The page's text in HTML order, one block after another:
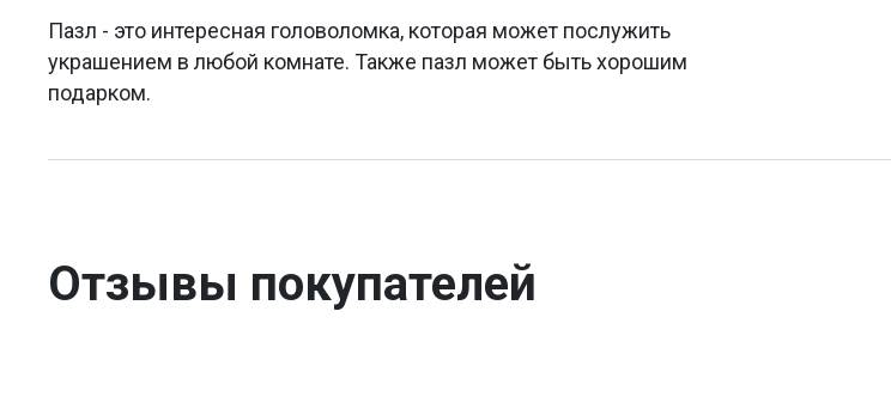
Пазл - это интересная головоломка, которая может послужить
украшением в любой комнате. Также пазл может быть хорошим
подарком.
Отзывы покупателей